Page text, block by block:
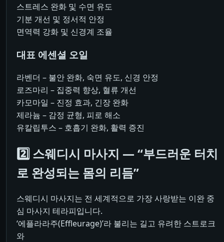
스트레스 완화 및 수면 유도
기분 개선 및 정서적 안정
면역력 강화 및 신경계 조율
대표 에센셜 오일
라벤더 – 불안 완화, 숙면 유도, 신경 안정
로즈마리 – 집중력 향상, 혈류 개선
카모마일 – 진정 효과, 긴장 완화
제라늄 – 감정 균형, 피로 해소
유칼립투스 – 호흡기 완화, 활력 증진
2️⃣ 스웨디시 마사지 — “부드러운 터치
로 완성되는 몸의 리듬”
스웨디시 마사지는 전 세계적으로 가장 사랑받는 이완 중
심 마사지 테라피입니다.
‘에플라라주(Effleurage)’라 불리는 길고 유려한 스트로크
와